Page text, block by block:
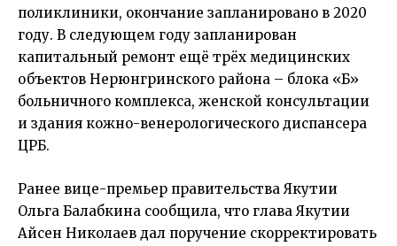
поликлиники, окончание запланировано в 2020
году. В следующем году запланирован
капитальный ремонт ещё трёх медицинских
объектов Нерюнгринского района – блока «Б»
больничного комплекса, женской консультации
и здания кожно-венерологического диспансера
ЦРБ.
Ранее вице-премьер правительства Якутии
Ольга Балабкина сообщила, что глава Якутии
Айсен Николаев дал поручение скорректировать